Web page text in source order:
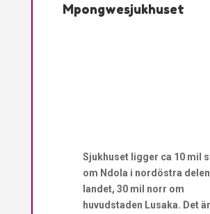
Mpongwesjukhuset
Sjukhuset ligger ca 10 mil
om Ndola i nordöstra
landet, 30 mil norr om
huvudstaden Lusaka. Det